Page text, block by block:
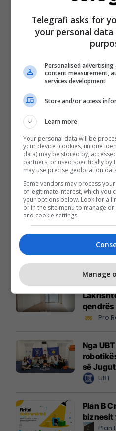
Promo
Alba
rrjet të
Alba
Banesë
Pro
Nga
së Jugut
UBT
Plan B
biznesit
Plan
Telegrafi asks for
your personal
Personalised
content measurement,
services development
Store and/or access
Learn more
Your personal data will be
your device (cookies, unique
data) may be stored by,
partners, or used specifically by
may use precise geolocation
Some vendors may process
of legitimate interest, which you
your options below. Look for a
or in the site menu to manage
and cookie settings.
Manage